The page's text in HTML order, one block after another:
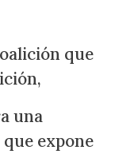
que
una
expone